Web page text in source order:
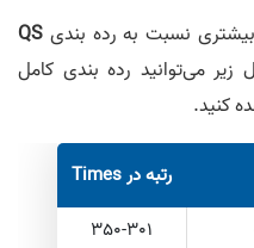
نسبت به رده بندی QS
می‌توانید رده بندی کامل
کنید.
رتبه در Times
350-301